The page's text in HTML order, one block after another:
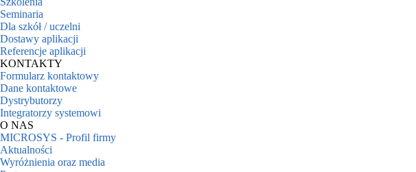
Seminaria
Dla szkół / uczelni
Dostawy aplikacji
Referencje aplikacji
KONTAKTY
Formularz kontaktowy
Dane kontaktowe
Dystrybutorzy
Integratorzy systemowi
O NAS
MICROSYS - Profil firmy
Aktualności
Wyróżnienia oraz media